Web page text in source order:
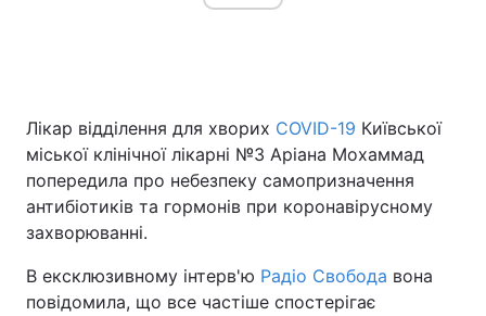
Лікар відділення для хворих COVID-19 Київської
міської клінічної лікарні №3 Аріана Мохаммад
попередила про небезпеку самопризначення
антибіотиків та гормонів при коронавірусному
захворюванні.
В ексклюзивному інтерв'ю Радіо Свобода вона
повідомила, що все частіше спостерігає